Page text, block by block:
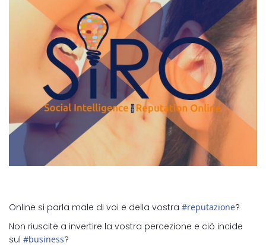
Online si parla male di voi e della vostra #reputazione?
Non riuscite a invertire la vostra percezione e ciò incide
sul #business?